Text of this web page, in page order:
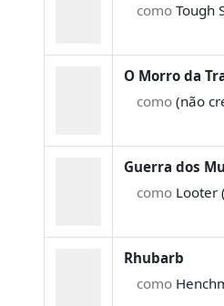
como Tough
O Morro da
como (não
Guerra dos
como Looter
Rhubarb
como